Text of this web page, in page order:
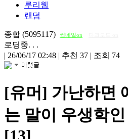
루리웹
랜덤
종합 (5095117) 썸네일on
로딩중. . .
| 26/06/17 02:48 | 추천 37 | 조회 74
[유머] 가난하면
는 말이 우생학